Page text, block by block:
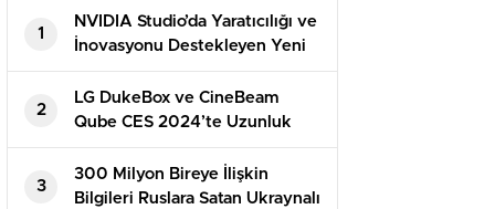
1
NVIDIA Studio’da Yaratıcılığı ve
İnovasyonu Destekleyen Yeni
Uygulamalar
2
LG DukeBox ve CineBeam
Qube CES 2024’te Uzunluk
Gösterecek
3
300 Milyon Bireye İlişkin
Bilgileri Ruslara Satan Ukraynalı